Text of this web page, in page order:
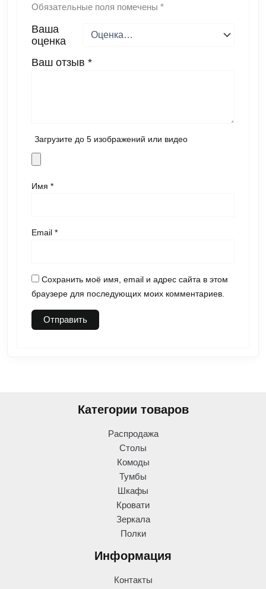
Обязательные поля помечены *
Ваша
оценка
Ваш отзыв *
Загрузите до 5 изображений или видео
Имя *
Email *
Сохранить моё имя, email и адрес сайта в этом
браузере для последующих моих комментариев.
Категории товаров
Распродажа
Столы
Комоды
Тумбы
Шкафы
Кровати
Зеркала
Полки
Информация
Контакты